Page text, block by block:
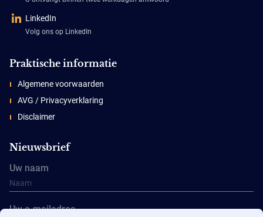
LinkedIn
Volg ons op LinkedIn
Praktische informatie
Algemene voorwaarden
AVG / Privacyverklaring
Disclaimer
Nieuwsbrief
Uw naam
Uw e-mailadres